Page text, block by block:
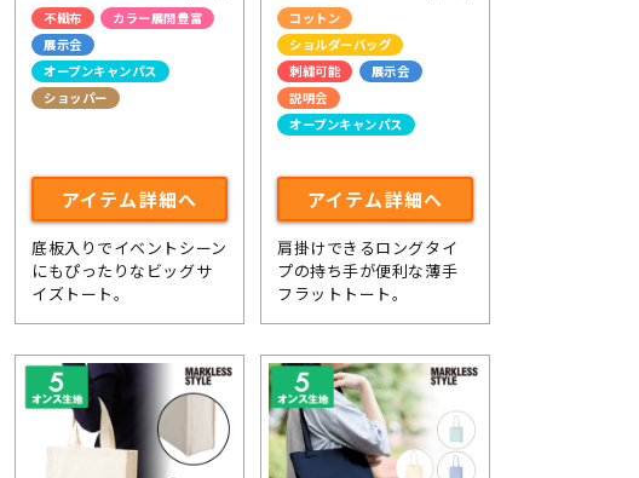
不織布
カラー展開豊富
展示会
オープンキャンパス
ショッパー
アイテム詳細へ
底板入りでイベントシーン
にもぴったりなビッグサ
イズトート。
コットン
ショルダーバッグ
刺繍可能
展示会
説明会
オープンキャンパス
アイテム詳細へ
肩掛けできるロングタイ
プの持ち手が便利な薄手
フラットトート。